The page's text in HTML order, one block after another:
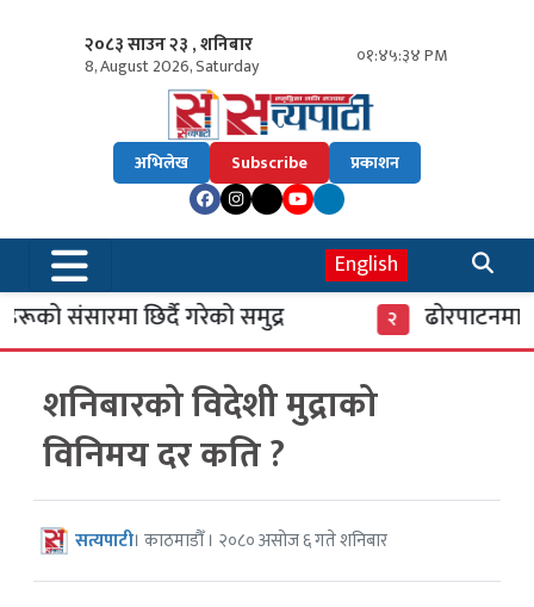
२०८३ साउन २३ , शनिबार
8, August 2026, Saturday ०१:४५:३५ PM
अभिलेख Subscribe प्रकाशन
English
संसारमा छिर्दै गरेको समुद्र ढोरपाटनमा
शनिबारको विदेशी मुद्राको
विनिमय दर कति ?
सत्यपाटी। काठमाडौँ । २०८० असोज ६ गते शनिबार